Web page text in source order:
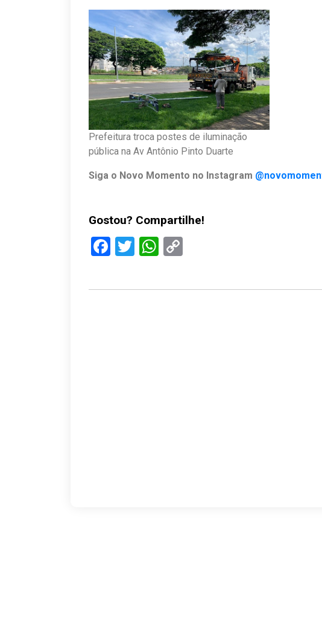
Prefeitura troca postes de iluminação
pública na Av Antônio Pinto Duarte
Siga o Novo Momento no Instagram
Gostou? Compartilhe!
Facebook
TwitterWhatsApp